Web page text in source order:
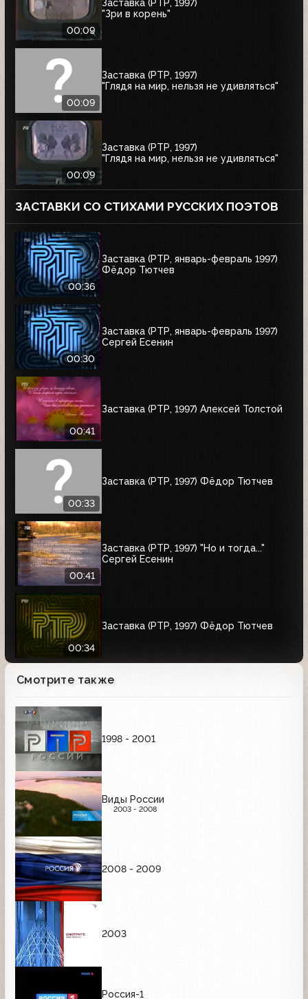
00:09
Заставка (РТР, 1997)
"Зри в корень"
00:09
Заставка (РТР, 1997)
"Глядя на мир, нельзя не удивляться"
00:09
Заставка (РТР, 1997)
"Глядя на мир, нельзя не удивляться"
ЗАСТАВКИ СО СТИХАМИ РУССКИХ ПОЭТОВ
00:36
Заставка (РТР, январь-февраль 1997)
Фёдор Тютчев
00:30
Заставка (РТР, январь-февраль 1997)
Сергей Есенин
00:41
Заставка (РТР, 1997) Алексей Толстой
00:33
Заставка (РТР, 1997) Фёдор Тютчев
00:41
Заставка (РТР, 1997) "Но и тогда..."
Сергей Есенин
00:34
Заставка (РТР, 1997) Фёдор Тютчев
Смотрите также
1998 - 2001
Виды России
2003 - 2008
2008 - 2009
2003
Россия-1